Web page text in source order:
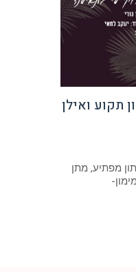
תקוע ואילן
מפתיע, מתן